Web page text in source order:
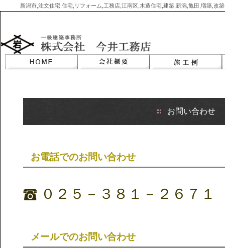
新潟市,注文住宅,住宅,リフォーム,工務店,江南区,木造住宅,建築,新潟,亀田,増築,改
content
お問い合わせ
お電話でのお問い合わせ
０２５－３８１－２６７１
メールでのお問い合わせ